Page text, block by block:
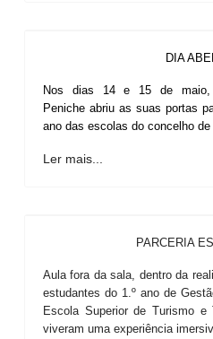
DIA
Nos dias 14 e 15 de maio,
Peniche abriu as suas portas
ano das escolas do concelho
Ler mais...
PARCERIA
Aula fora da sala, dentro da
estudantes do 1.º ano de
Escola Superior de Turismo e
viveram uma experiência